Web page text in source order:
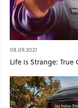
08.09.2021
Life is Strange: True